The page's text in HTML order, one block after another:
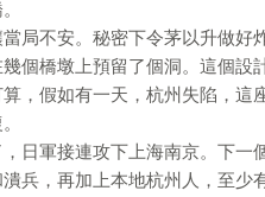
局不安。秘密下令茅以升做好
個橋墩上預留了個洞。這個設
，假如有一天，杭州失陷，這
日軍接連攻下上海南京。下一
兵，再加上本地杭州人，至